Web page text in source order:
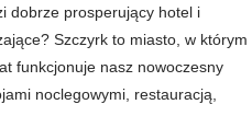
dobrze prosperujący hotel i
Szczyrk to miasto, w którym
funkcjonuje nasz nowoczesny
noclegowymi, restauracją,